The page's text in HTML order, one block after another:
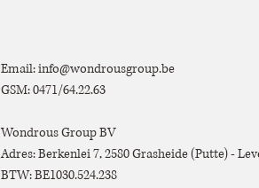
Email:info@wondrousgroup.be
GSM: 0471/64.22.63
Wondrous Group BV
Adres: Berkenlei 7, 2580 Grasheide (Putte) -
BTW: BE1030.524.238